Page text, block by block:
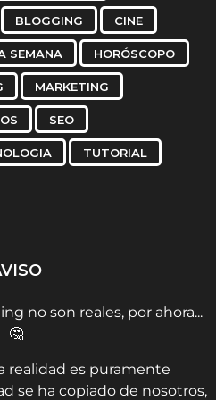
BLOGGING CINE
SEMANA HORÓSCOPO
MARKETING
SEO
TUTORIAL
no son reales, por ahora...
🤔
realidad es puramente
se ha copiado de nosotros,